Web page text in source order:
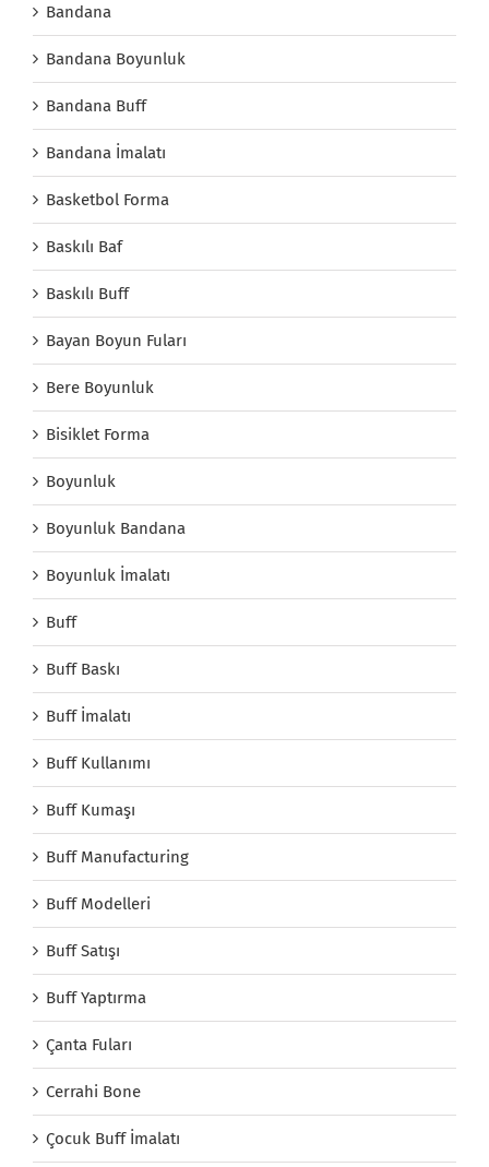
Bandana
Bandana Boyunluk
Bandana Buff
Bandana İmalatı
Basketbol Forma
Baskılı Baf
Baskılı Buff
Bayan Boyun Fuları
Bere Boyunluk
Bisiklet Forma
Boyunluk
Boyunluk Bandana
Boyunluk İmalatı
Buff
Buff Baskı
Buff İmalatı
Buff Kullanımı
Buff Kumaşı
Buff Manufacturing
Buff Modelleri
Buff Satışı
Buff Yaptırma
Çanta Fuları
Cerrahi Bone
Çocuk Buff İmalatı